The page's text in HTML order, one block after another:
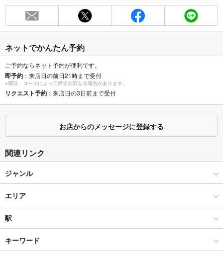
お席
総席数 40席
最大宴会収
容人数
40人
個室 あり
座敷 なし
カウンター
ソファー
テラス席
貸切
貸切可 ：20名から貸切OK！テラス席を含め最大40名様まで対
夜景がきれ
いなお席
設備
ネットでかんたん予約
ご予約ならネット予約が便利です。
即予約 ：来店日の前日21時まで受付
※曜日、コースによって締切が異なる場合があります。
リクエスト予約 ：来店日の3日前まで受付
お店からのメッセージに登録する
関連リンク
ジャンル
イタリアン・フレンチ
イタリアン
パスタ・ピザ
エリア
つくば駅
つくば駅 × イタリアン・フレンチ
駅
研究学園駅
キーワード